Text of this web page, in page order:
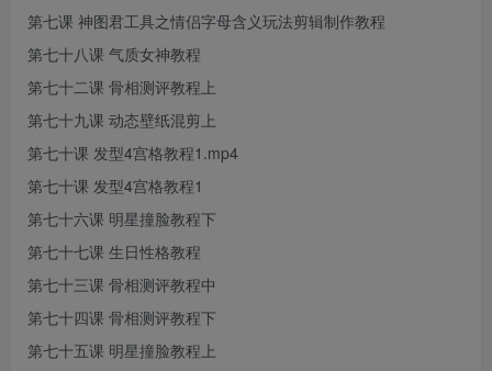
第七课 神图君工具之情侣字母含义玩法剪辑制作教程
第七十八课 气质女神教程
第七十二课 骨相测评教程上
第七十九课 动态壁纸混剪上
第七十课 发型4宫格教程1.mp4
第七十课 发型4宫格教程1
第七十六课 明星撞脸教程下
第七十七课 生日性格教程
第七十三课 骨相测评教程中
第七十四课 骨相测评教程下
第七十五课 明星撞脸教程上